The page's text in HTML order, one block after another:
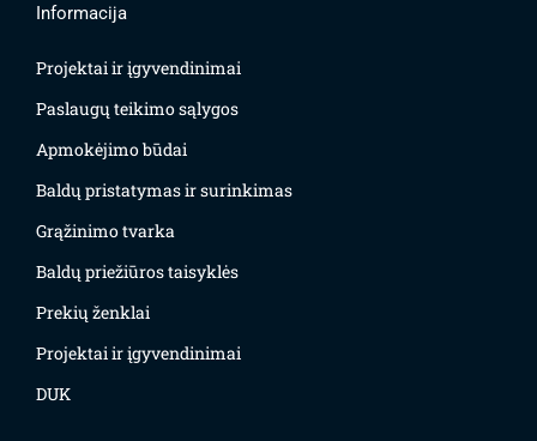
Informacija
Projektai ir įgyvendinimai
Paslaugų teikimo sąlygos
Apmokėjimo būdai
Baldų pristatymas ir surinkimas
Grąžinimo tvarka
Baldų priežiūros taisyklės
Prekių ženklai
Projektai ir įgyvendinimai
DUK